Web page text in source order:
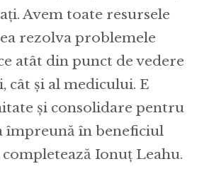
Avem toate resursele
rezolva problemele
atât din punct de vedere
cât și al medicului. E
și consolidare pentru
împreună în beneficiul
completează Ionuț Leahu.